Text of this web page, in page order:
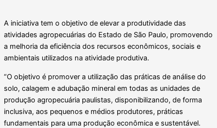
A iniciativa tem o objetivo de elevar a produtividade das
atividades agropecuárias do Estado de São Paulo, promovendo
a melhoria da eficiência dos recursos econômicos, sociais e
ambientais utilizados na atividade produtiva.
“O objetivo é promover a utilização das práticas de análise do
solo, calagem e adubação mineral em todas as unidades de
produção agropecuária paulistas, disponibilizando, de forma
inclusiva, aos pequenos e médios produtores, práticas
fundamentais para uma produção econômica e sustentável.